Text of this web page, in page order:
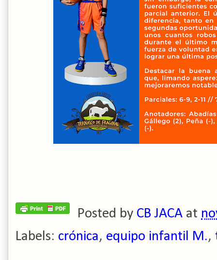
Posted by CB JACA at
Labels: crónica, equipo infantil M.,